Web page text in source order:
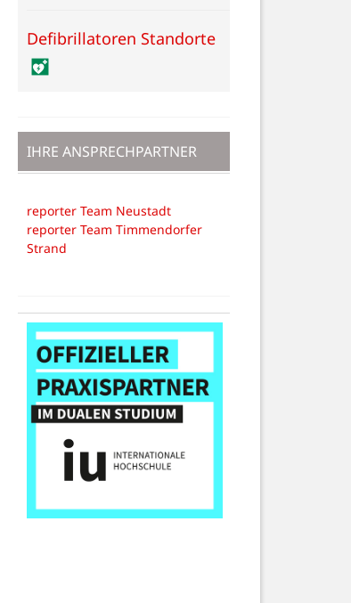
Defibrillatoren Standorte
IHRE ANSPRECHPARTNER
reporter Team Neustadt
reporter Team Timmendorfer
Strand